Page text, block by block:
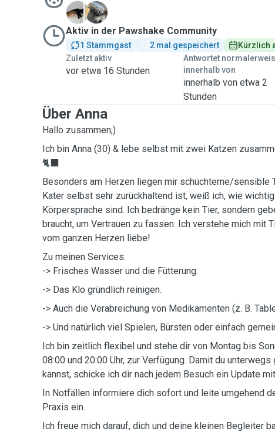
M
S
Aktiv in der Pawshake Community
1 Stammgast 2 mal gespeichert
Kürzlich
Zuletzt aktiv
vor etwa 16 Stunden
Antwortet
innerhalb von
innerhalb von etwa 2
Stunden
Über Anna
Hallo zusammen;)
Ich bin Anna (30) & lebe selbst mit zwei Katzen
🐈‍⬛
Besonders am Herzen liegen mir schüchterne/sensible
Kater selbst sehr zurückhaltend ist, weiß ich, wie
Körpersprache sind. Ich bedränge kein Tier, sondern
braucht, um Vertrauen zu fassen. Ich verstehe mich mit
vom ganzen Herzen liebe!
Zu meinen Services:
-> Frisches Wasser und die Fütterung.
-> Das Klo gründlich reinigen.
-> Auch die Verabreichung von Medikamenten (z. B.
-> Und natürlich viel Spielen, Bürsten oder einfach
Ich bin zeitlich flexibel und stehe dir von Montag bis
08:00 und 20:00 Uhr, zur Verfügung. Damit du
kannst, schicke ich dir nach jedem Besuch ein Update
In Notfällen informiere dich sofort und leite umgehend
Praxis ein.
Ich freue mich darauf, dich und deine kleinen Begleiter